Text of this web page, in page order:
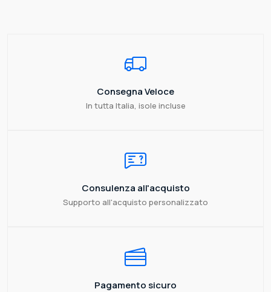
Consegna Veloce
In tutta Italia, isole incluse
Consulenza all'acquisto
Supporto all'acquisto personalizzato
Pagamento sicuro